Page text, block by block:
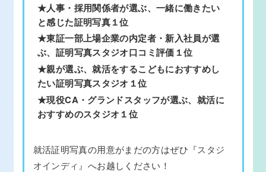
★人事・採用関係者が選ぶ、一緒に働きたい
と感じた証明写真１位
★東証一部上場企業の内定者・新入社員が選
ぶ、証明写真スタジオ口コミ評価１位
★親が選ぶ、就活をするこどもにおすすめし
たい証明写真スタジオ１位
★現役CA・グランドスタッフが選ぶ、就活に
おすすめのスタジオ１位
就活証明写真の用意がまだの方はぜひ 『スタジ
オインディ』 へお越しください！